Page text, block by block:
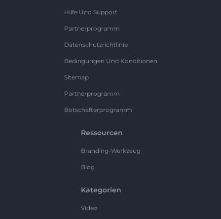
Hilfe Und Support
Partnerprogramm
Datenschutzrichtlinie
Bedingungen Und Konditionen
Sitemap
Partnerprogramm
Botschafterprogramm
Ressourcen
Branding-Werkzeug
Blog
Kategorien
Video